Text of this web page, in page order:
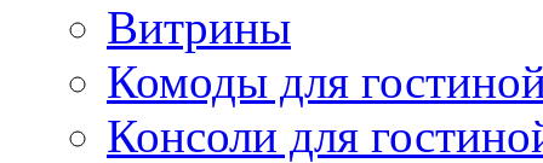
Витрины
Комоды для
Консоли для